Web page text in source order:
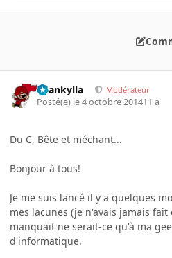
beankylla Modérateur
Posté(e) le 4 octobre 201411 a
Du C, Bête et méchant...
Bonjour à tous!
Je me suis lancé il y a quelques
mes lacunes (je n'avais jamais
manquait ne serait-ce qu'à ma
d'informatique.